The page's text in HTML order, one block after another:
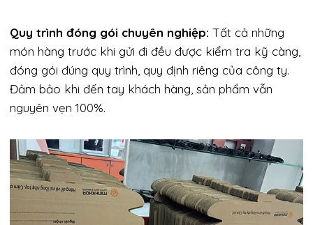
Quy trình đóng gói chuyên nghiệp: Tất cả những
món hàng trước khi gửi đi đều được kiểm tra kỹ càng,
đóng gói đúng quy trình, quy định riêng của công ty.
Đảm bảo khi đến tay khách hàng, sản phẩm vẫn
nguyên vẹn 100%.